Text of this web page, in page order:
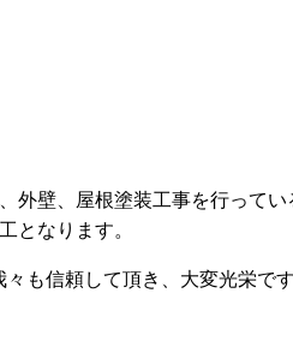
外壁、屋根塗装工事を行って
となります。
も信頼して頂き、大変光栄です